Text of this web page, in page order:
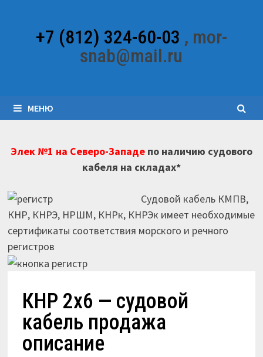
содержимому+7 (812) 324-60-03 , mor-
snab@mail.ru
МЕНЮ
Элек №1 на Северо-Западепо наличию судового
кабеля на складах*
Судовой кабель КМПВ,
КНР, КНРЭ, НРШМ, КНРк, КНРЭк имеет необходимые
сертификаты соответствия морского и речного
регистров
КНР 2х6 — судовой
кабель продажа
описание